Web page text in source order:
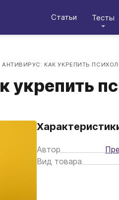
Статьи Тесты
АНТИВИРУС: КАК УКРЕПИТЬ
укрепить
Автор
Вид товара